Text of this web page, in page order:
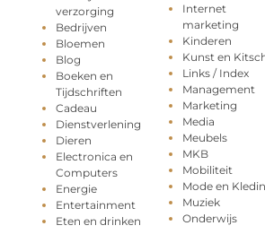
verzorging
Bedrijven
Bloemen
Blog
Boeken en
Tijdschriften
Cadeau
Dienstverlening
Dieren
Electronica en
Computers
Energie
Entertainment
Eten en drinken
Internet
marketing
Kinderen
Kunst en
Links / Index
Management
Marketing
Media
Meubels
MKB
Mobiliteit
Mode en
Muziek
Onderwijs